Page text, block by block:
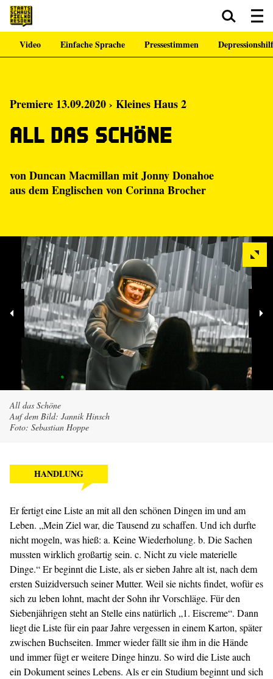
Zum Hauptinhalt springen Zum Footer springen
Video Einfache Sprache Pressestimmen
Premiere 13.09.2020 › Kleines Haus 2
All das Schöne
von Duncan Macmillan mit Jonny Donahoe
aus dem Englischen von Corinna Brocher
All das Schöne
Auf dem Bild: Jannik Hinsch
Foto: Sebastian Hoppe
HANDLUNG
Er fertigt eine Liste an mit all den schönen Dingen im und am
Leben. „Mein Ziel war, die Tausend zu schaffen. Und ich durfte
nicht mogeln, was hieß: a. Keine Wiederholung. b. Die Sachen
mussten wirklich großartig sein. c. Nicht zu viele materielle
Dinge.“ Er beginnt die Liste, als er sieben Jahre alt ist, nach dem
ersten Suizidversuch seiner Mutter. Weil sie nichts findet, wofür es
sich zu leben lohnt, macht der Sohn ihr Vorschläge. Für den
Siebenjährigen steht an Stelle eins natürlich „1. Eiscreme“. Dann
liegt die Liste für ein paar Jahre vergessen in einem Karton, später
zwischen Buchseiten. Immer wieder fällt sie ihm in die Hände
und immer fügt er weitere Dinge hinzu. So wird die Liste auch
ein Dokument seines Lebens. Als er ein Studium beginnt und sich